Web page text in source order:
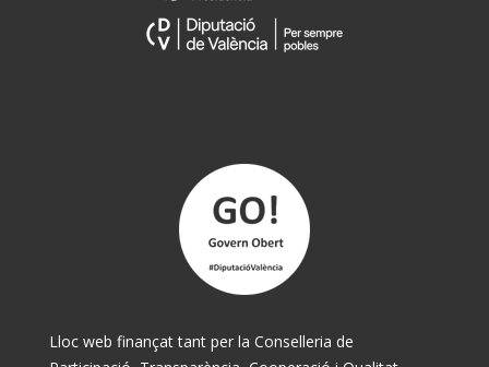
Lloc web finançat tant per la Conselleria de